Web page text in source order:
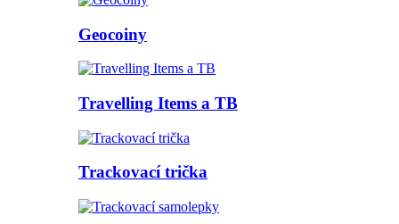
Geocoiny
Travelling Items a TB
Trackovací trička